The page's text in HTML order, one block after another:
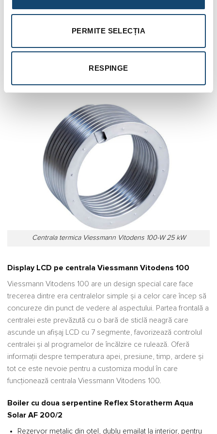
PERMITE SELECȚIA
RESPINGE
atenția tuturor. Este un schimbător de căldură foarte durabil,
eficient și care în urma testelor a dat dovadă de o rezistență
Vitodens ca fiind inima aceste centrale încondensație.
această centrală o mașinărie foarte eficientă.
Centrala termica Viessmann Vitodens 100-W 25 kW
Display LCD pe centrala Viessmann Vitodens 100
Viessmann Vitodens 100 are un design special care face
trecerea dintre era centralelor simple și a celor care încep să
concureze din punct de vedere al aspectului. Partea frontală a
centralei este prevăzută cu o bară de sticlă neagră care
ascunde un afișaj LCD cu 7 segmente, favorizează controlul
centralei și al programelor de încălzire ce rulează. Oferă
informații despre temperatura apei, presiune, timp, ardere și
tot ce este nevoie pentru a customiza modul în care
funcționează centrala Viessmann Vitodens 100.
Boiler cu doua serpentine Reflex Storatherm Aqua
Solar AF 200/2
Rezervor metalic din oțel, dublu emailat la interior, pentru